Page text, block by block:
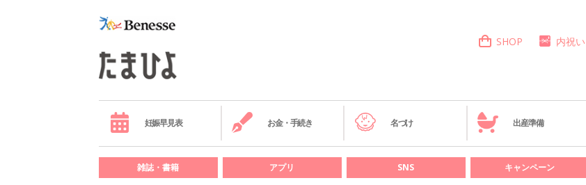
SHOP 内祝い
妊娠早見表 お金・手続き 名づけ 出産準備
雑誌・書籍 アプリ SNS キャンペーン